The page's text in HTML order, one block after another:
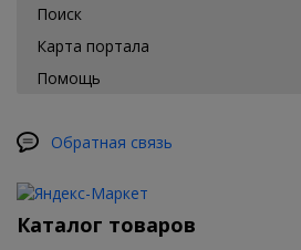
Поиск
Карта портала
Помощь
Обратная связь
Каталог товаров